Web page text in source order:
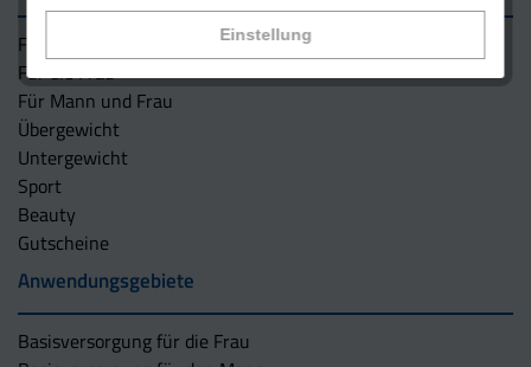
Einstellung
Für den Mann
Für die Frau
Für Mann und Frau
Übergewicht
Untergewicht
Sport
Beauty
Gutscheine
Anwendungsgebiete
Basisversorgung für die Frau